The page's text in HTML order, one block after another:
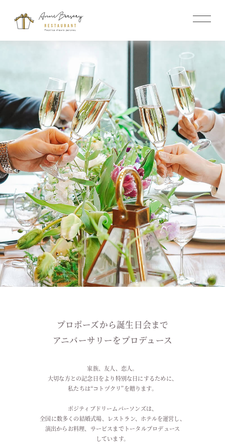
プロポーズから誕生日会まで
アニバーサリーをプロデュース
家族、友人、恋人。
大切な方との記念日をより特別な日にするために、
私たちは“コトヅクリ”を贈ります。
ポジティブドリームパーソンズは、
全国に数多くの結婚式場、レストラン、ホテルを運営し、
演出からお料理、サービスまでトータルプロデュース
しています。